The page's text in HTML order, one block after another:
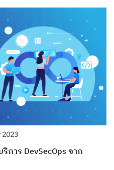
2023
าร DevSecOps จาก